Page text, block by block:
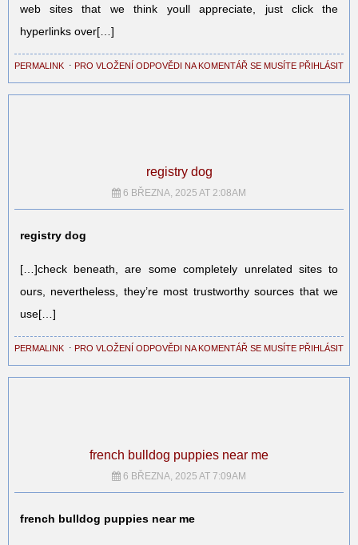
web sites that we think youll appreciate, just click the
hyperlinks over[…]
PERMALINK ⋅ PRO VLOŽENÍ ODPOVĚDI NA KOMENTÁŘ SE MUSÍTE PŘIHLÁSIT
registry dog
6 BŘEZNA, 2025 AT 2:08AM
registry dog
[…]check beneath, are some completely unrelated sites to
ours, nevertheless, they’re most trustworthy sources that we
use[…]
PERMALINK ⋅ PRO VLOŽENÍ ODPOVĚDI NA KOMENTÁŘ SE MUSÍTE PŘIHLÁSIT
french bulldog puppies near me
6 BŘEZNA, 2025 AT 7:09AM
french bulldog puppies near me